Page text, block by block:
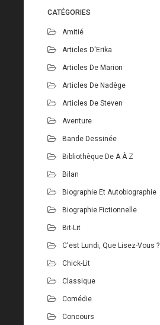
CATÉGORIES
Amitié
Articles D'Erika
Articles De Marion
Articles De Nadège
Articles De Steven
Aventure
Bande Dessinée
Bibliothèque De A À Z
Bilan
Biographie Et Autobiographie
Biographie Fictionnelle
Bit-Lit
C'est Lundi, Que Lisez-Vous ?
Chick-Lit
Classique
Comédie
Concours